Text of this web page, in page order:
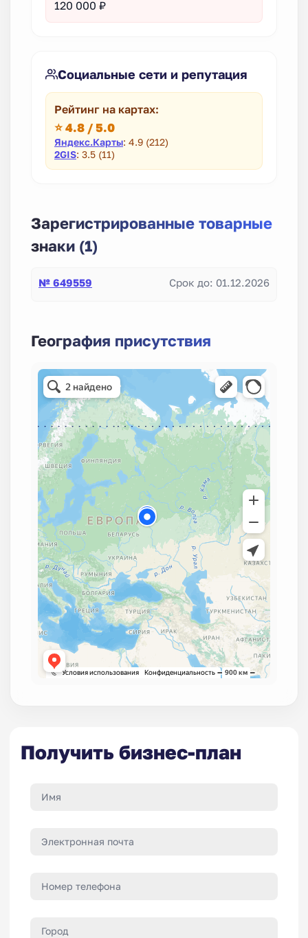
120 000 ₽
Социальные сети и репутация
Рейтинг на картах:
⭐ 4.8 / 5.0
Яндекс.Карты: 4.9 (212)
2GIS: 3.5 (11)
Зарегистрированные товарные
знаки (1)
№ 649559 Срок до: 01.12.2026
География присутствия
Получить бизнес-план